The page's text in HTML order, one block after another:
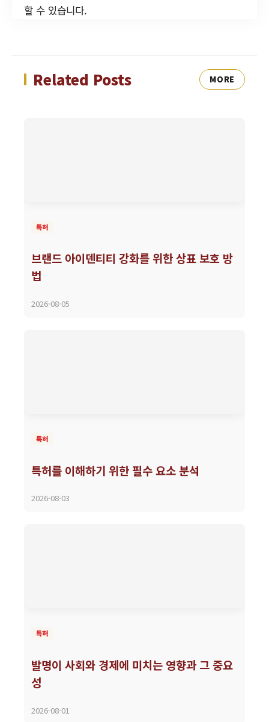
할 수 있습니다.
Related Posts MORE
특허
브랜드 아이덴티티 강화를 위한 상표 보호 방
법
2026-08-05
특허
특허를 이해하기 위한 필수 요소 분석
2026-08-03
특허
발명이 사회와 경제에 미치는 영향과 그 중요
성
2026-08-01